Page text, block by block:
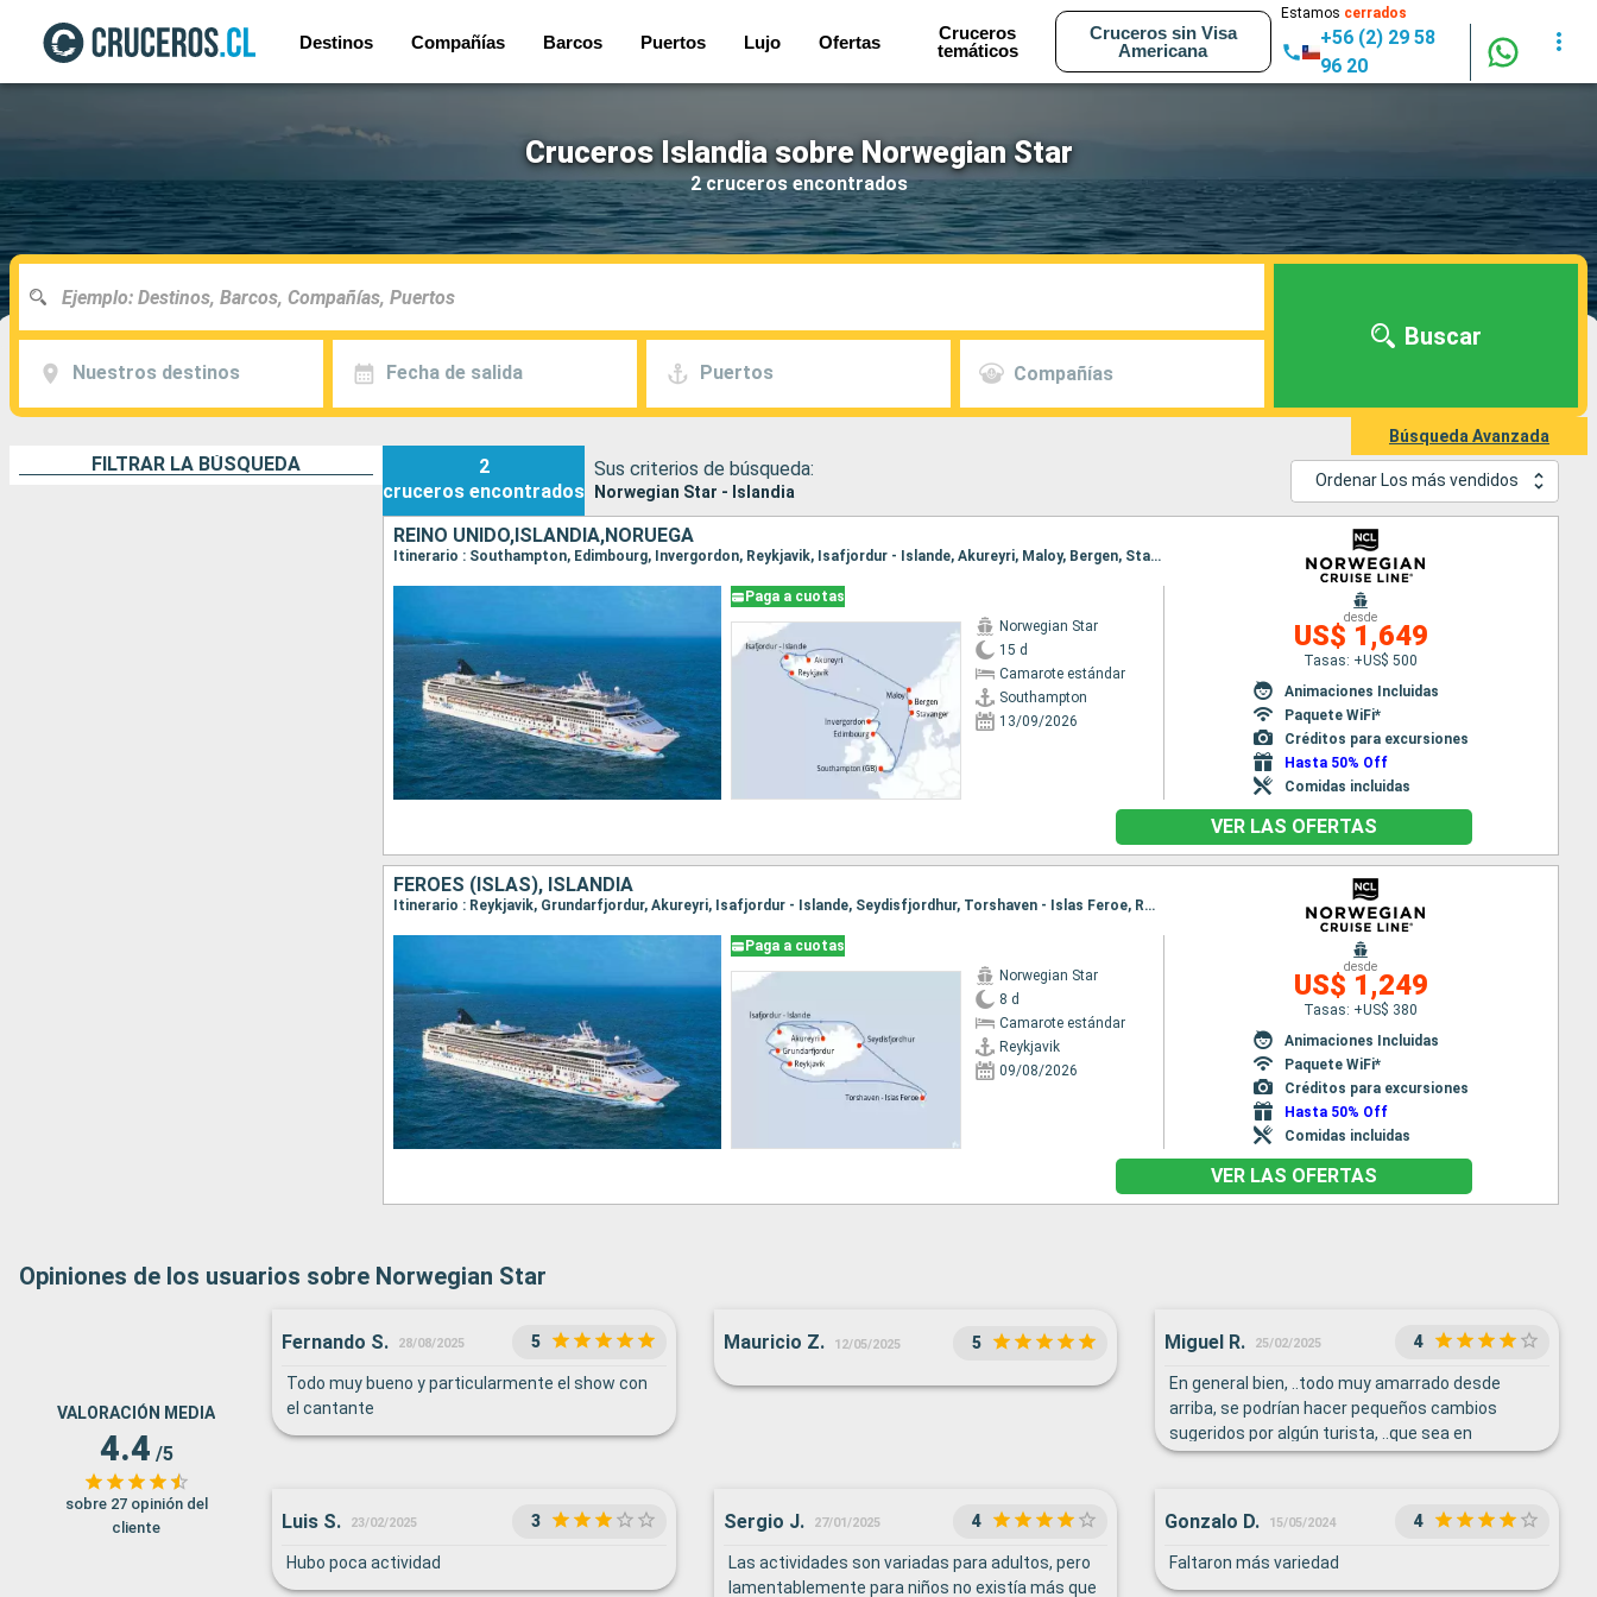
Destinos Compañías Barcos Puertos Lujo Ofertas
Cruceros
temáticos
Cruceros sin Visa
Americana
Estamos cerrados
+56 (2) 29 58
96 20
Cruceros Islandia sobre Norwegian Star
2 cruceros encontrados
Nuestros destinos Fecha de salida Puertos Compañías
Buscar
Búsqueda Avanzada
FILTRAR LA BÚSQUEDA
2
cruceros encontrados
Sus criterios de búsqueda:
Norwegian Star - Islandia
Ordenar Los más vendidos
REINO UNIDO,ISLANDIA,NORUEGA
Itinerario : Southampton, Edimbourg, Invergordon, Reykjavik, Isafjordur - Islande, Akureyri, Maloy, Bergen, Stavanger, Southampton
Paga a cuotas
Norwegian Star
15 d
Camarote estándar
Southampton
13/09/2026
desde
US$ 1,649
Tasas: +US$ 500
Animaciones Incluidas
Paquete WiFi*
Créditos para excursiones
Hasta 50% Off
Comidas incluidas
VER LAS OFERTAS
FÉROES (ISLAS), ISLANDIA
Itinerario : Reykjavik, Grundarfjordur, Akureyri, Isafjordur - Islande, Seydisfjordhur, Torshaven - Islas Feroe, Reykjavik
Paga a cuotas
Norwegian Star
8 d
Camarote estándar
Reykjavik
09/08/2026
desde
US$ 1,249
Tasas: +US$ 380
Animaciones Incluidas
Paquete WiFi*
Créditos para excursiones
Hasta 50% Off
Comidas incluidas
VER LAS OFERTAS
Opiniones de los usuarios sobre Norwegian Star
VALORACIÓN MEDIA
4.4 /5
sobre 27 opinión del
cliente
Fernando S. 28/08/2025 5
Todo muy bueno y particularmente el show con
el cantante
Mauricio Z. 12/05/2025 5 Miguel R. 25/02/2025 4
En general bien, ..todo muy amarrado desde
arriba, se podrían hacer pequeños cambios
sugeridos por algún turista, ..que sea en
beneficio del viaje y hasta novedoso para
Luis S. 23/02/2025 3
Hubo poca actividad
Sergio J. 27/01/2025 4
Las actividades son variadas para adultos, pero
lamentablemente para niños no existía más que
Gonzalo D. 15/05/2024 4
Faltaron más variedad